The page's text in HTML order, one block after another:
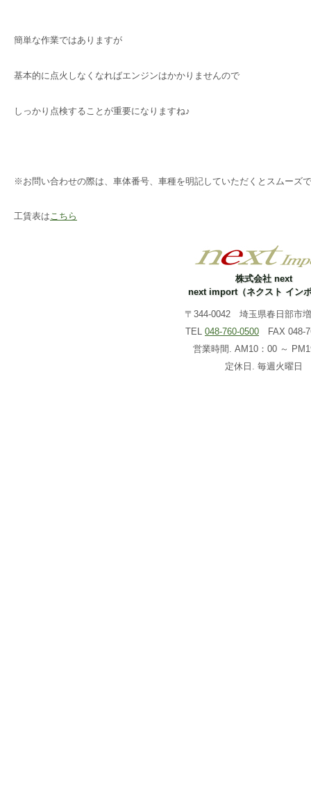
簡単な作業ではありますが
基本的に点火しなくなればエンジンはかかりませんので
しっかり点検することが重要になりますね♪
※お問い合わせの際は、車体番号、車種を明記していただくとスムーズ
工賃表はこちら
株式会社 next
next import（ネクスト イン
〒344-0042 埼玉県春日部市
TEL 048-760-0500 FAX 048-
営業時間. AM10：00 ～
定休日. 毎週火曜日